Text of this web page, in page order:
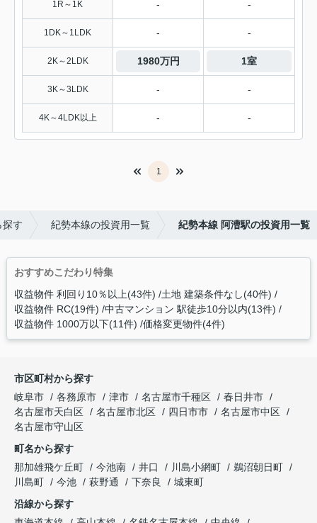
1R～1K - -
1DK～1LDK - -
2K～2LDK 1980万円 1室
3K～3LDK - -
4K～4LDK以上 - -
1
探す 紀勢本線の投資用一覧 紀勢本線 阿漕駅の投資用一覧
おすすめこだわり特集
収益物件 利回り10％以上(43件) 土地 建築条件なし(40件)
収益物件 RC(19件) 中古マンション 駅徒歩10分以内(13件)
収益物件 1000万以下(11件) 価格変更物件(4件)
市区町村から探す
岐阜市
各務原市 津市 名古屋市千種区
春日井市
名古屋市天白区
名古屋市北区 四日市市
名古屋市中区
名古屋市守山区
町名から探す
那加雄飛ケ丘町
今池南 井口 川島小網町
鵜沼朝日町
川島町
今池 萩野通 下奈良
城東町
沿線から探す